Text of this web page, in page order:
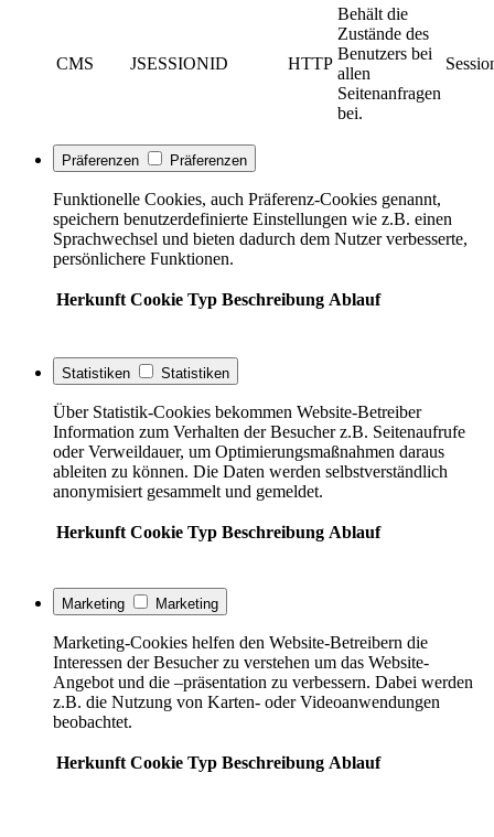
CMS JSESSIONID HTTP
Behält die
Zustände des
Benutzers bei
allen
Seitenanfragen
bei.
Präferenzen Präferenzen
Funktionelle Cookies, auch Präferenz-Cookies genannt,
speichern benutzerdefinierte Einstellungen wie z.B. einen
Sprachwechsel und bieten dadurch dem Nutzer verbesserte,
persönlichere Funktionen.
Herkunft Cookie Typ Beschreibung Ablauf
Statistiken Statistiken
Über Statistik-Cookies bekommen Website-Betreiber
Information zum Verhalten der Besucher z.B. Seitenaufrufe
oder Verweildauer, um Optimierungsmaßnahmen daraus
ableiten zu können. Die Daten werden selbstverständlich
anonymisiert gesammelt und gemeldet.
Herkunft Cookie Typ Beschreibung Ablauf
Marketing Marketing
Marketing-Cookies helfen den Website-Betreibern die
Interessen der Besucher zu verstehen um das Website-
Angebot und die –präsentation zu verbessern. Dabei werden
z.B. die Nutzung von Karten- oder Videoanwendungen
beobachtet.
Herkunft Cookie Typ Beschreibung Ablauf